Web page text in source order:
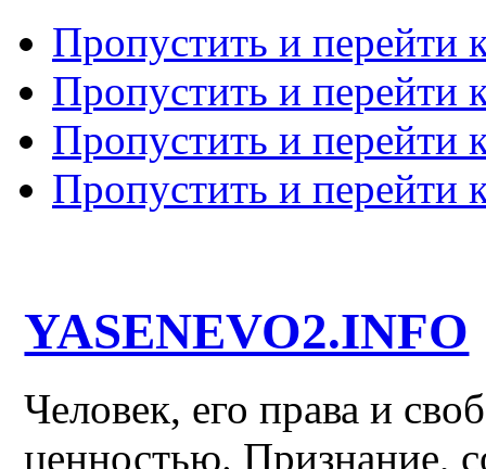
Пропустить и перейти
Пропустить и перейти
Пропустить и перейти
Пропустить и перейти
YASENEVO2.INFO
Человек, его права и
ценностью. Признание,